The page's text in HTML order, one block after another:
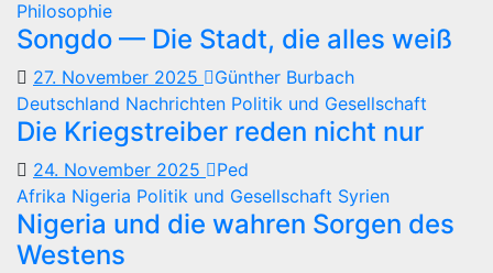
Philosophie
Songdo — Die Stadt, die alles weiß
27. November 2025
Günther Burbach
Deutschland Nachrichten Politik und Gesellschaft
Die Kriegstreiber reden nicht nur
24. November 2025
Ped
Afrika Nigeria Politik und Gesellschaft Syrien
Nigeria und die wahren Sorgen des
Westens